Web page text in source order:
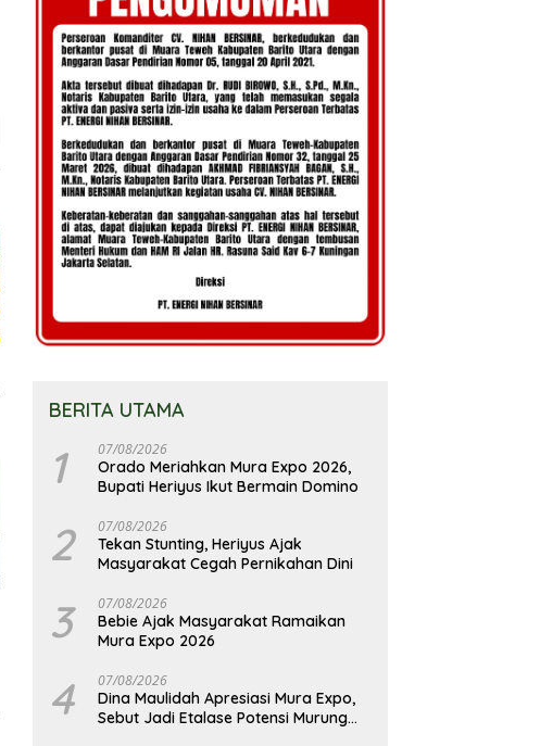
BERITA UTAMA
1 07/08/2026
Orado Meriahkan Mura Expo 2026,
Bupati Heriyus Ikut Bermain Domino
2 07/08/2026
Tekan Stunting, Heriyus Ajak
Masyarakat Cegah Pernikahan Dini
3 07/08/2026
Bebie Ajak Masyarakat Ramaikan
Mura Expo 2026
4 07/08/2026
Dina Maulidah Apresiasi Mura Expo,
Sebut Jadi Etalase Potensi Murung